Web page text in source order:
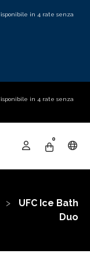
in 4 rate senza
in 4 rate senza
0
UFC Ice Bath
Duo